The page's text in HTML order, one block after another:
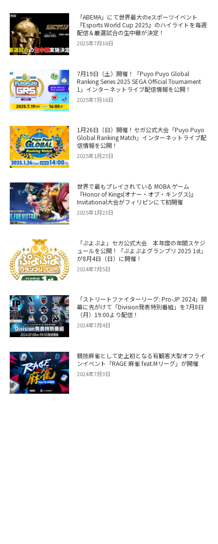
「ABEMA」にて世界最大のeスポーツイベント
『Esports World Cup 2025』のハイライトを毎週
配信＆厳選試合の生中継が決定！
2025年7月16日
7月19日（土）開催！「Puyo Puyo Global
Ranking Series 2025 SEGA Official Tournament
1」インターネットライブ配信情報を公開！
2025年7月16日
1月26日（日）開催！セガ公式大会「Puyo Puyo
Global Ranking Match」インターネットライブ配
信情報を公開！
2025年1月23日
世界で最もプレイされている MOBA ゲーム
『Honor of Kings(オナー・オブ・キングス)』
Invitational大会がフィリピンにて初開催
2025年1月23日
「ぷよぷよ」セガ公式大会 本年度の年間スケジ
ュールを公開！「ぷよぷよグランプリ 2025 1st」
が8月4日（日）に開催！
2024年7月5日
「ストリートファイターリーグ: Pro-JP 2024」開
幕に先がけて「Division発表特別番組」を7月8日
（月）19:00より配信！
2024年7月4日
競技麻雀として史上初となる有観客大型オフライ
ンイベント「RAGE 麻雀 feat.Mリーグ」が開催
2024年7月3日